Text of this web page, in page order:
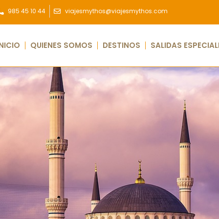
985 45 10 44 viajesmythos@viajesmythos.com
QUIENES SOMOS DESTINOS SALIDAS